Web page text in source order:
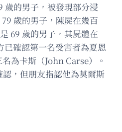
歲的男子，被發現部分浸
歲的男子，陳屍在幾百
69 歲的男子，其屍體在
已確認第一名受害者為夏恩
為卡斯（John Carse）。
，但朋友指認他為莫爾斯